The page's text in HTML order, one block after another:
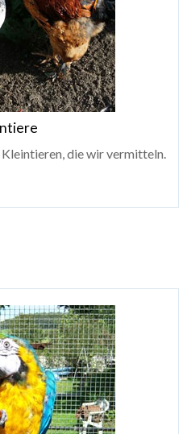
Kleintieren, die wir vermitteln.